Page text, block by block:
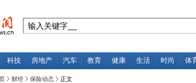
科技 房地产 汽车 教育 健康 生活 时尚 体
财经 保险动态 正文